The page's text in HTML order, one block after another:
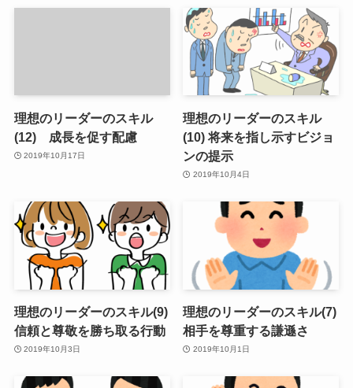
理想のリーダーのスキル
(12) 成長を促す配慮
2019年10月17日
理想のリーダーのスキル
(10) 将来を指し示すビジョ
ンの提示
2019年10月4日
理想のリーダーのスキル(9)
信頼と尊敬を勝ち取る行動
2019年10月3日
理想のリーダーのスキル(7)
相手を尊重する謙遜さ
2019年10月1日